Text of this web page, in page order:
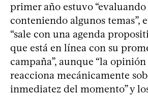
primer año estuvo
conteniendo algunos temas”,
“sale con una agenda
que está en línea con su
campaña”, aunque “la
reacciona mecánicamente
inmediatez del momento” y